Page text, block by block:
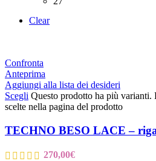
Clear
Confronta
Anteprima
Aggiungi alla lista dei desideri
Scegli Questo prodotto ha più varianti.
scelte nella pagina del prodotto
TECHNO BESO LACE –
270,00€